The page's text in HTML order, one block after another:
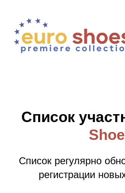
Список
Список регулярно
регистрации